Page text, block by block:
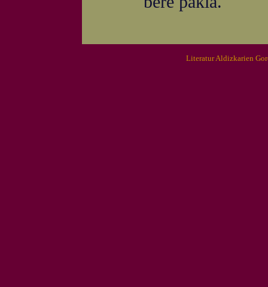
Literatur Aldizkarien